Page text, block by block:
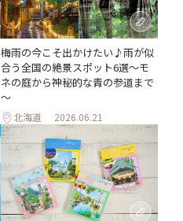
梅雨の今こそ出かけたい♪雨が似
合う全国の絶景スポット6選～モ
ネの庭から神秘的な青の参道まで
～
北海道 2026.06.21